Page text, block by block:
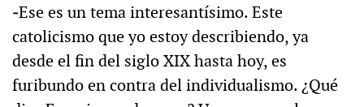
‒Ese es un tema interesantísimo. Este
catolicismo que yo estoy describiendo, ya
desde el fin del siglo XIX hasta hoy, es
furibundo en contra del individualismo. ¿Qué